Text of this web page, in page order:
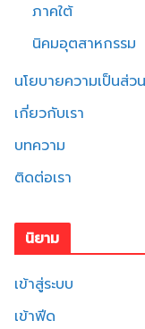
ภาคใต้
นิคมอุตสาหกรรม
นโยบายความเป็นส่ว
เกี่ยวกับเรา
บทความ
ติดต่อเรา
นิยาม
เข้าสู่ระบบ
เข้าฟีด